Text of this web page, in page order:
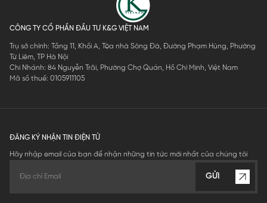
CÔNG TY CỔ PHẦN ĐẦU TƯ K&G VIỆT NAM
Trụ sở chính: Tầng 11, Khối A, Tòa nhà Sông Đà, Đường Phạm Hùng, Phường
Từ Liêm, TP Hà Nội
Chi Nhánh: 84 Nguyễn Trãi, Phường Chợ Quán, Hồ Chí Minh, Việt Nam
Mã số thuế: 0105911105
ĐĂNG KÝ NHẬN TIN ĐIỆN TỬ
Hãy nhập email của bạn để nhận những tin tức mới nhất của chúng tôi
GỬI